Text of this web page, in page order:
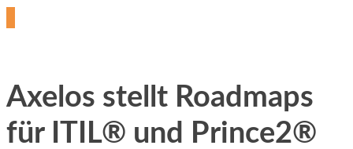
Axelos stellt Roadmaps
für ITIL® und Prince2®